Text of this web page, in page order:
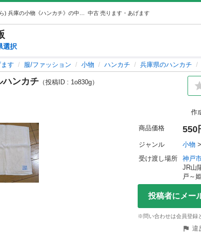
中古 売ります・あげます
選択
す 服/ファッション 小物 ハンカチ 兵庫県のハンカチ
ンカチ （投稿ID : 1o830g）
作
商品価格 550
ジャンル 小物 >
受け渡し場所
神戸
JR山
戸～
投稿者にメー
※問い合わせは会員登録
違